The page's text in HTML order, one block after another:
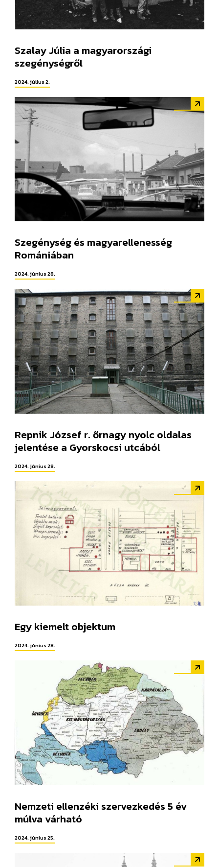
Szalay Júlia a magyarországi
szegénységről
2024. július 2.
Szegénység és magyarellenesség
Romániában
2024. június 28.
Repnik József r. őrnagy nyolc oldalas
jelentése a Gyorskocsi utcából
2024. június 28.
Egy kiemelt objektum
2024. június 28.
Nemzeti ellenzéki szervezkedés 5 év
múlva várható
2024. június 25.